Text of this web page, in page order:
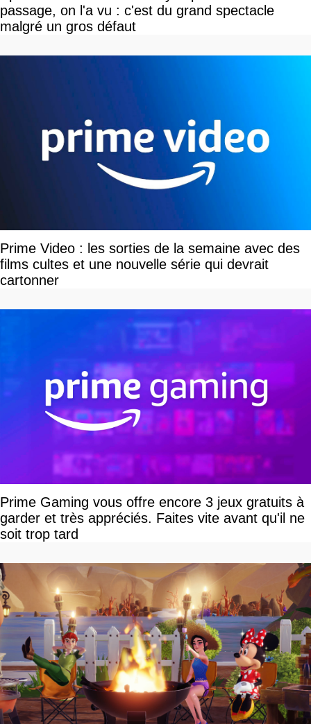
passage, on l'a vu : c'est du grand spectacle
malgré un gros défaut
Prime Video : les sorties de la semaine avec des
films cultes et une nouvelle série qui devrait
cartonner
Prime Gaming vous offre encore 3 jeux gratuits à
garder et très appréciés. Faites vite avant qu'il ne
soit trop tard